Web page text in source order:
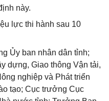
này.
lực thi hành sau 10
Ủy ban nhân dân tỉnh;
dựng, Giao thông Vận tải,
nghiệp và Phát triển
tạo; Cục trưởng Cục